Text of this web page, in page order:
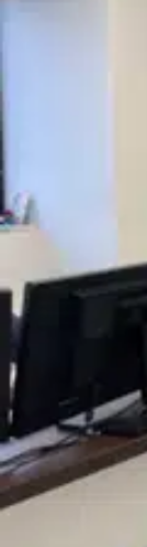
Une autre
Disponible dès
Ne tardez pas à